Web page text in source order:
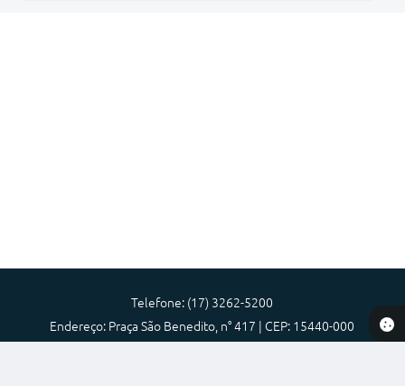
Telefone: (17) 3262-5200
Endereço: Praça São Benedito, n° 417 | CEP: 15440-000